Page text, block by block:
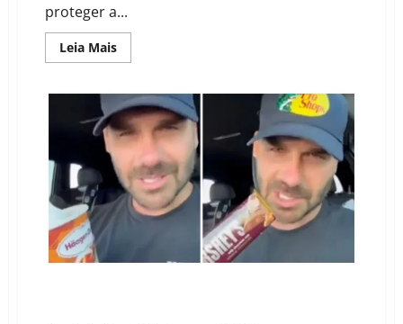
proteger a...
Leia MaisRead
more
e
Adab
reforçam
vigilância
contra
monilíase
do
cacau
no
Cerrado
baiano